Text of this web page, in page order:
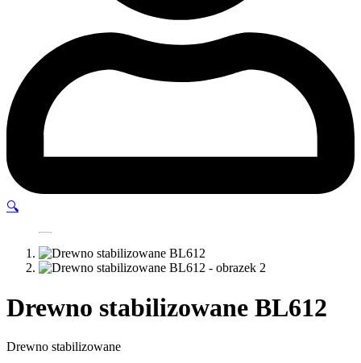
🔍
Drewno stabilizowane BL612
Drewno stabilizowane